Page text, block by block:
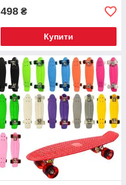
498 ₴
Купити